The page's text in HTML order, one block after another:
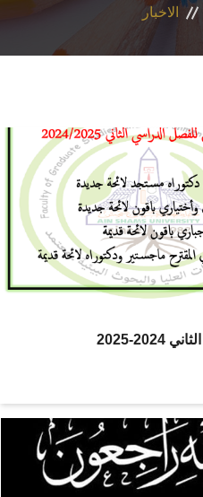
الاقسام
المراكز والوحدات
الجداول والنتائج
أنشطة الكلية
مشروع شمس BE GREEN
سفراء المناخ
الاخبار
2025